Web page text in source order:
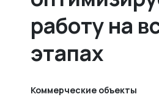
работу на
этапах
Коммерческие объекты